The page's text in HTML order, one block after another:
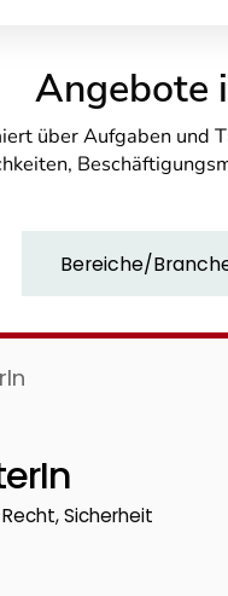
Angebote
über Aufgaben und
Bereiche/
Sicherheit